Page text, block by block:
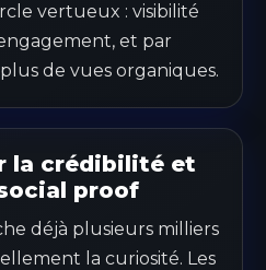
vertueux : visibilité
et par
de vues organiques.
la crédibilité et
proof
déjà plusieurs milliers
la curiosité. Les